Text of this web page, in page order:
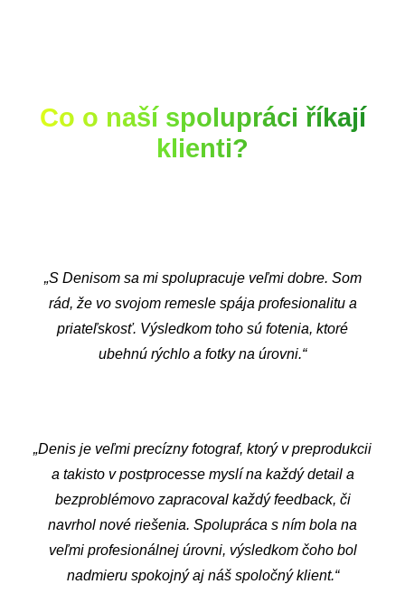
Co o naší spolupráci říkají
klienti?
„S Denisom sa mi spolupracuje veľmi dobre. Som
rád, že vo svojom remesle spája profesionalitu a
priateľskosť. Výsledkom toho sú fotenia, ktoré
ubehnú rýchlo a fotky na úrovni.“
„Denis je veľmi precízny fotograf, ktorý v preprodukcii
a takisto v postprocesse myslí na každý detail a
bezproblémovo zapracoval každý feedback, či
navrhol nové riešenia. Spolupráca s ním bola na
veľmi profesionálnej úrovni, výsledkom čoho bol
nadmieru spokojný aj náš spoločný klient.“